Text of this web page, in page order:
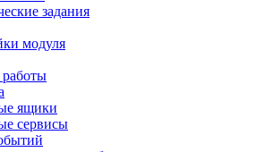
задания
модуля
ящики
сервисы